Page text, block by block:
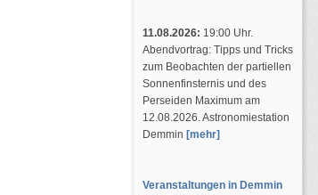
11.08.2026: 19:00 Uhr.
Abendvortrag: Tipps und Tricks
zum Beobachten der partiellen
Sonnenfinsternis und des
Perseiden Maximum am
12.08.2026. Astronomiestation
Demmin [mehr]
Veranstaltungen in Demmin